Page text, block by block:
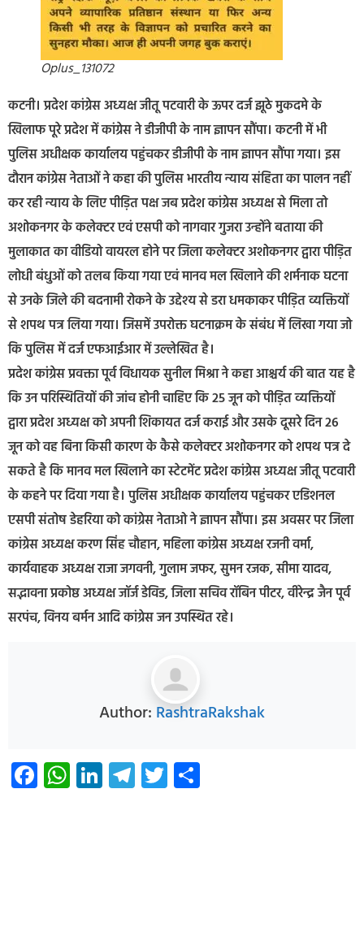
Oplus_131072
कटनी। प्रदेश कांग्रेस अध्यक्ष जीतू पटवारी के ऊपर दर्ज झूठे मुकदमे के
खिलाफ पूरे प्रदेश में कांग्रेस ने डीजीपी के नाम ज्ञापन सौंपा। कटनी में भी
पुलिस अधीक्षक कार्यालय पहुंचकर डीजीपी के नाम ज्ञापन सौंपा गया। इस
दौरान कांग्रेस नेताओं ने कहा की पुलिस भारतीय न्याय संहिता का पालन नहीं
कर रही न्याय के लिए पीड़ित पक्ष जब प्रदेश कांग्रेस अध्यक्ष से मिला तो
अशोकनगर के कलेक्टर एवं एसपी को नागवार गुजरा उन्होंने बताया की
मुलाकात का वीडियो वायरल होने पर जिला कलेक्टर अशोकनगर द्वारा पीड़ित
लोधी बंधुओं को तलब किया गया एवं मानव मल खिलाने की शर्मनाक घटना
से उनके जिले की बदनामी रोकने के उद्देश्य से डरा धमकाकर पीड़ित व्यक्तियों
से शपथ पत्र लिया गया। जिसमें उपरोक्त घटनाक्रम के संबंध में लिखा गया जो
कि पुलिस में दर्ज एफआईआर में उल्लेखित है।
प्रदेश कांग्रेस प्रवक्ता पूर्व विधायक सुनील मिश्रा ने कहा आश्चर्य की बात यह है
कि उन परिस्थितियों की जांच होनी चाहिए कि 25 जून को पीड़ित व्यक्तियों
द्वारा प्रदेश अध्यक्ष को अपनी शिकायत दर्ज कराई और उसके दूसरे दिन 26
जून को वह बिना किसी कारण के कैसे कलेक्टर अशोकनगर को शपथ पत्र दे
सकते है कि मानव मल खिलाने का स्टेटमेंट प्रदेश कांग्रेस अध्यक्ष जीतू पटवारी
के कहने पर दिया गया है। पुलिस अधीक्षक कार्यालय पहुंचकर एडिशनल
एसपी संतोष डेहरिया को कांग्रेस नेताओ ने ज्ञापन सौंपा। इस अवसर पर जिला
कांग्रेस अध्यक्ष करण सिंह चौहान, महिला कांग्रेस अध्यक्ष रजनी वर्मा,
कार्यवाहक अध्यक्ष राजा जगवनी, गुलाम जफर, सुमन रजक, सीमा यादव,
सद्भावना प्रकोष्ठ अध्यक्ष जॉर्ज डेविड, जिला सचिव रॉबिन पीटर, वीरेन्द्र जैन पूर्व
सरपंच, विनय बर्मन आदि कांग्रेस जन उपस्थित रहे।
Author: RashtraRakshak
Facebook
WhatsApp
LinkedIn
Telegram
Twitter